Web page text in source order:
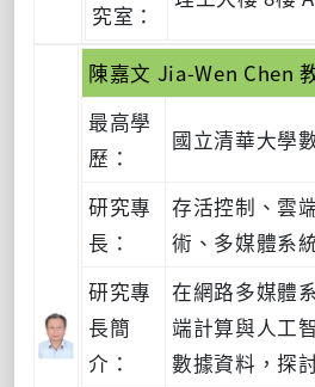
究室：
陳嘉文 Jia-Wen Chen
最高學
歷：
國立清華大學
研究專
長：
存活控制、雲
術、多媒體系
研究專
長簡
介：
在網路多媒體
端計算與人工
數據資料，探